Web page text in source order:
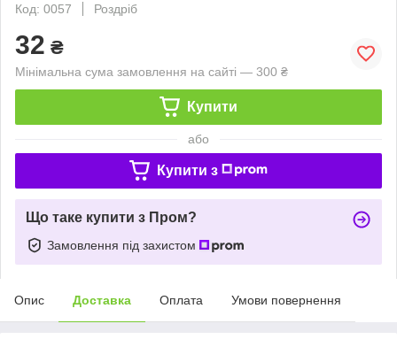
Код: 0057
Роздріб
32 ₴
Мінімальна сума замовлення на сайті — 300 ₴
Купити
або
Купити з
Що таке купити з Пром?
Замовлення під захистом
Опис Доставка Оплата Умови повернення